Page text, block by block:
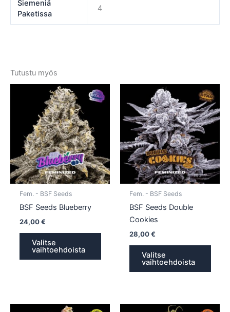
Siemeniä
Paketissa
4
Tutustu myös
Fem. - BSF Seeds
BSF Seeds Blueberry
24,00€
Valitse
vaihtoehdoista
Tällä
tuotteella
muunnelma.
tehdä
valinnat
Fem. - BSF Seeds
BSF Seeds Double
Cookies
28,00€
Valitse
vaihtoehdoista
Tällä
on
tehdä
Tällä
Tällä